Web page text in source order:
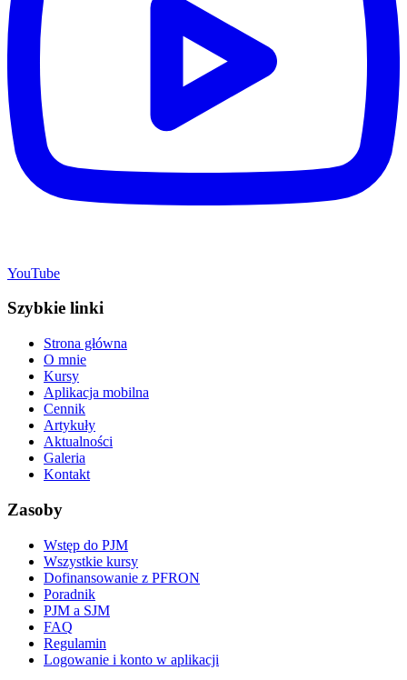
YouTube
Szybkie linki
Strona główna
O mnie
Kursy
Aplikacja mobilna
Cennik
Artykuły
Aktualności
Galeria
Kontakt
Zasoby
Wstęp do PJM
Wszystkie kursy
Dofinansowanie z PFRON
Poradnik
PJM a SJM
FAQ
Regulamin
Logowanie i konto w aplikacji